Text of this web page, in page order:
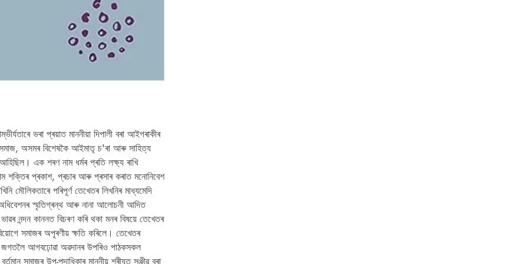
ভৰা প্ৰয়াত মাননীয়া দিপালী বৰা আইগৰাকীৰ
অসমৰ বিশেষকৈ আইমাতৃ চ'ৰা আৰু সাহিত্য
এক শৰণ নাম ধৰ্মৰ প্ৰতি লক্ষ্য ৰাখি
শক্তিৰ প্ৰকাশ, প্ৰচাৰ আৰু প্ৰসাৰ কৰাত মনোনিবেশ
মৌলিকতাৰে পৰিপূৰ্ণ তেখেতৰ লিখনিৰ মাধ্যমেদি
স্মৃতিগ্ৰন্থ আৰু নানা আলোচনী আদিত
নন্দন কাননত বিচৰণ কৰি থকা মনৰ বিষয়ে তেখেতৰ
সমাজৰ অপূৰণীয় ক্ষতি কৰিলে। তেখেতৰ
জগতলৈ আগবঢ়োৱা অৱদানৰ উপৰিও পাঠকসকল
সমাজৰ উপ-পদাধিকাৰ মাননীয় শ্ৰীযুত সঞ্জীৱ বৰা